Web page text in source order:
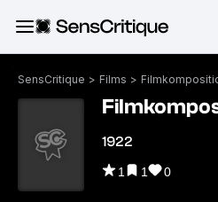
SensCritique > Films >
1922
1 1 0